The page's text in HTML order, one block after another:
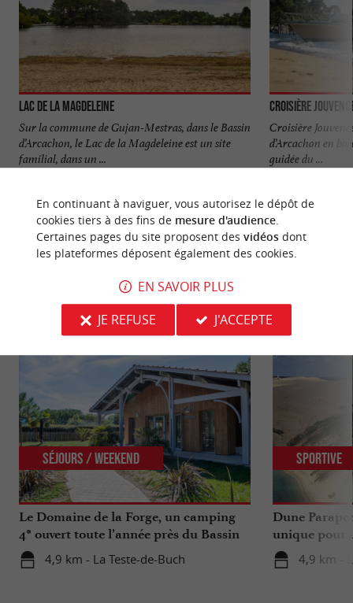
Lac de la Magdeleine
Sur la commune de Gujan-Mestras, dans le Bassin
d’Arcachon, le Lac de la Magdeleine est un site
familial, dans un ...
Croisière
Croisière
d’Arcachon en
guidée du ...
NOUS AVONS TESTÉPOUR VOUS
Le Domaine de la Forge, un camping
4* ouvert toute l’année près du Bassin
d’Arcachon
4,9 km - La Teste-de-Buch
Séjours / Weekend
Dune
unique pour
Gironde
4,9 km -
Sportive
En continuant à naviguer, vous autorisez le dépôt de
cookies tiers à des fins de mesure d'audience.
Certaines pages du site proposent des vidéosdont
les plateformes déposent également des cookies.
EN SAVOIR PLUS
JE REFUSE
J'ACCEPTE